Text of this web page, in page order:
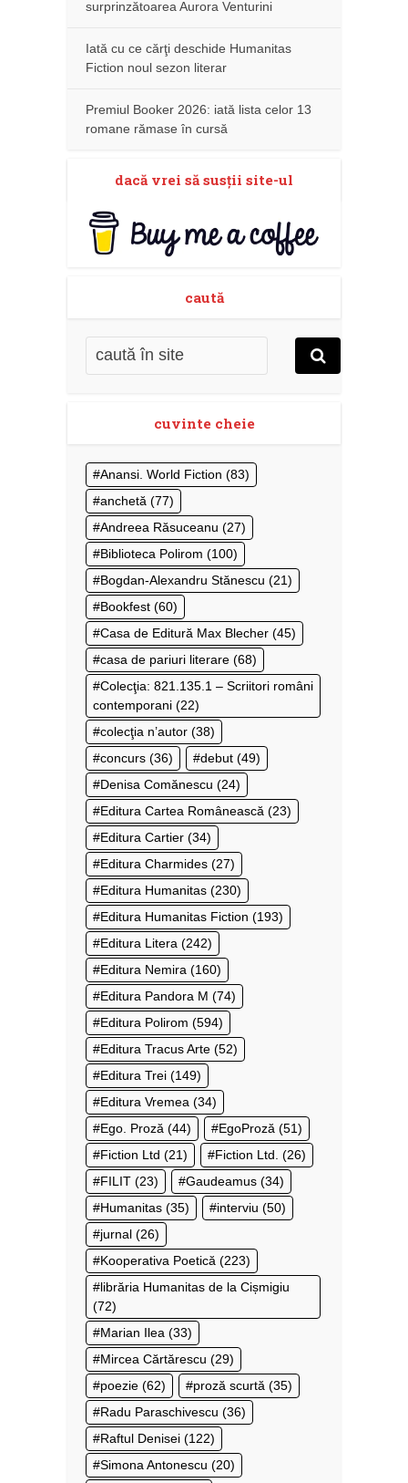
surprinzătoarea Aurora Venturini
Iată cu ce cărţi deschide Humanitas
Fiction noul sezon literar
Premiul Booker 2026: iată lista celor 13
romane rămase în cursă
dacă vrei să susţii site-ul
caută
cuvinte cheie
Anansi. World Fiction (83)
anchetă (77)
Andreea Răsuceanu (27)
Biblioteca Polirom (100)
Bogdan-Alexandru Stănescu (21)
Bookfest (60)
Casa de Editură Max Blecher (45)
casa de pariuri literare (68)
Colecţia: 821.135.1 – Scriitori români
contemporani (22)
colecţia n’autor (38)
concurs (36) debut (49)
Denisa Comănescu (24)
Editura Cartea Românească (23)
Editura Cartier (34)
Editura Charmides (27)
Editura Humanitas (230)
Editura Humanitas Fiction (193)
Editura Litera (242)
Editura Nemira (160)
Editura Pandora M (74)
Editura Polirom (594)
Editura Tracus Arte (52)
Editura Trei (149)
Editura Vremea (34)
Ego. Proză (44) EgoProză (51)
Fiction Ltd (21) Fiction Ltd. (26)
FILIT (23) Gaudeamus (34)
Humanitas (35) interviu (50)
jurnal (26)
Kooperativa Poetică (223)
librăria Humanitas de la Cișmigiu
(72)
Marian Ilea (33)
Mircea Cărtărescu (29)
poezie (62) proză scurtă (35)
Radu Paraschivescu (36)
Raftul Denisei (122)
Simona Antonescu (20)